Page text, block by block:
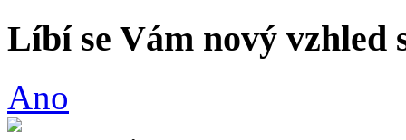
Líbí se Vám nový vzhled
Ano